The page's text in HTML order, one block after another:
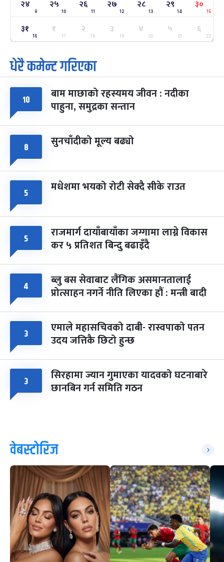
२५
मंगल
ग्याल्पो ल्होसार
फाल्गुन २५, २०८३ Mar 9, 2027
७ महिना बाँकी
७
आइत
पूर्णिमा व्रत
चैत्र ७, २०८३-Mar 21, 2027
८
सोम
फागुपूर्णिमा
चैत्र ८, २०८३- Mar 22, 2027
७ महिना बाँकी
२४
9
२५
10
२६
11
२७
12
२८
13
२९
14
३०
15
३१
16
१
17
२
18
३
19
४
20
५
21
६
22
धेरै कमेन्ट गरिएका
१० बाम माछाको रहस्यमय जीवन : नदीका
पाहुना, समुद्रका सन्तान
८ सुनचाँदीको मूल्य बढ्यो
५ मधेशमा भयको रोटी सेक्दै सीके राउत
५ राजमार्ग दायाँबायाँका जग्गामा लाग्ने विकास
कर ५ प्रतिशत बिन्दु बढाइँदै
४ ब्लु बस सेवाबाट लैंगिक असमानतालाई
प्रोत्साहन नगर्ने नीति लिएका हौं : मन्त्री बादी
३ एमाले महासचिवको दाबी- रास्वपाको पतन
उदय जत्तिकै छिटो हुन्छ
३ सिरहामा ज्यान गुमाएका यादवको घटनाबारे
छानबिन गर्न समिति गठन
वेबस्टोरिज